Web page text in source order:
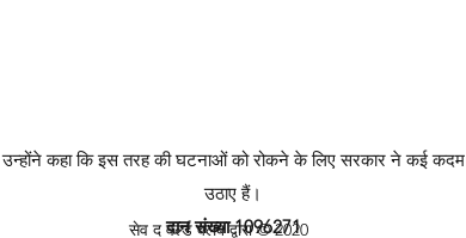
उन्होंने कहा कि इस तरह की घटनाओं को रोकने के लिए सरकार ने कई कदम
उठाए हैं।
दान संख्या 1096271
सेव द वर्ल्ड क्लब द्वारा © 2020